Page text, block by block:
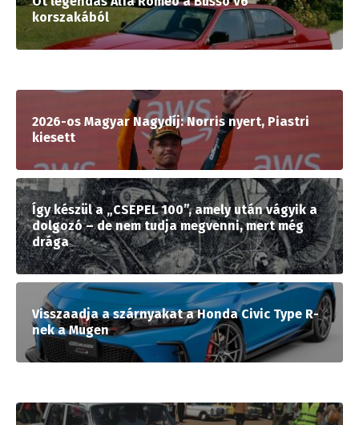
korszakából
2026-os Magyar Nagydíj: Norris nyert, Piastri
kiesett
Így készül a „CSEPEL 100”, amely után vágyik a
dolgozó – de nem tudja megvenni, mert még
drága
Visszaadja a szárnyakat a Honda Civic Type R-
nek a Mugen